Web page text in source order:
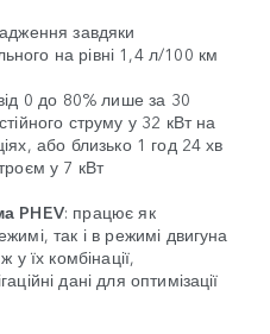
завдяки
на рівні 1,4 л/100 км
0 до 80% лише за 30
струму у 32 кВт на
або близько 1 год 24 хв
у 7 кВт
PHEV: працює як
так і в режимі двигуна
у їх комбінації,
дані для оптимізації